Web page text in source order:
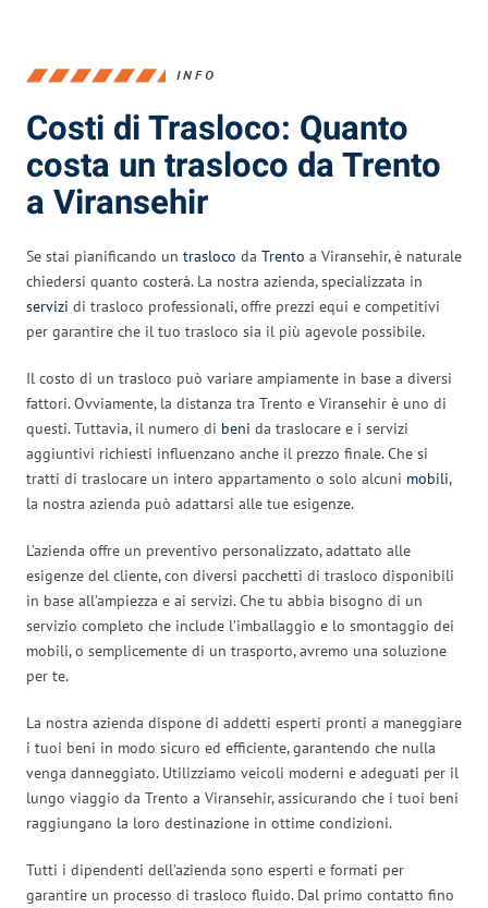
INFO
Costi di Trasloco: Quanto
costa un trasloco da Trento
a Viransehir
Se stai pianificando un trasloco da Trento a Viransehir, è naturale
chiedersi quanto costerà. La nostra azienda, specializzata in
servizi di trasloco professionali, offre prezzi equi e competitivi
per garantire che il tuo trasloco sia il più agevole possibile.
Il costo di un trasloco può variare ampiamente in base a diversi
fattori. Ovviamente, la distanza tra Trento e Viransehir è uno di
questi. Tuttavia, il numero di beni da traslocare e i servizi
aggiuntivi richiesti influenzano anche il prezzo finale. Che si
tratti di traslocare un intero appartamento o solo alcuni mobili,
la nostra azienda può adattarsi alle tue esigenze.
L’azienda offre un preventivo personalizzato, adattato alle
esigenze del cliente, con diversi pacchetti di trasloco disponibili
in base all’ampiezza e ai servizi. Che tu abbia bisogno di un
servizio completo che include l’imballaggio e lo smontaggio dei
mobili, o semplicemente di un trasporto, avremo una soluzione
per te.
La nostra azienda dispone di addetti esperti pronti a maneggiare
i tuoi beni in modo sicuro ed efficiente, garantendo che nulla
venga danneggiato. Utilizziamo veicoli moderni e adeguati per il
lungo viaggio da Trento a Viransehir, assicurando che i tuoi beni
raggiungano la loro destinazione in ottime condizioni.
Tutti i dipendenti dell’azienda sono esperti e formati per
garantire un processo di trasloco fluido. Dal primo contatto fino